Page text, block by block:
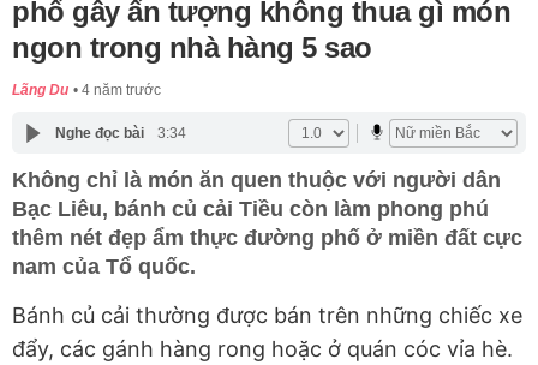
phố gây ấn tượng không thua gì món
ngon trong nhà hàng 5 sao
Lãng Du 4 năm trước
Nghe đọc bài 3:34
Không chỉ là món ăn quen thuộc với người dân
Bạc Liêu, bánh củ cải Tiều còn làm phong phú
thêm nét đẹp ẩm thực đường phố ở miền đất cực
nam của Tổ quốc.
Bánh củ cải thường được bán trên những chiếc xe
đẩy, các gánh hàng rong hoặc ở quán cóc vỉa hè.